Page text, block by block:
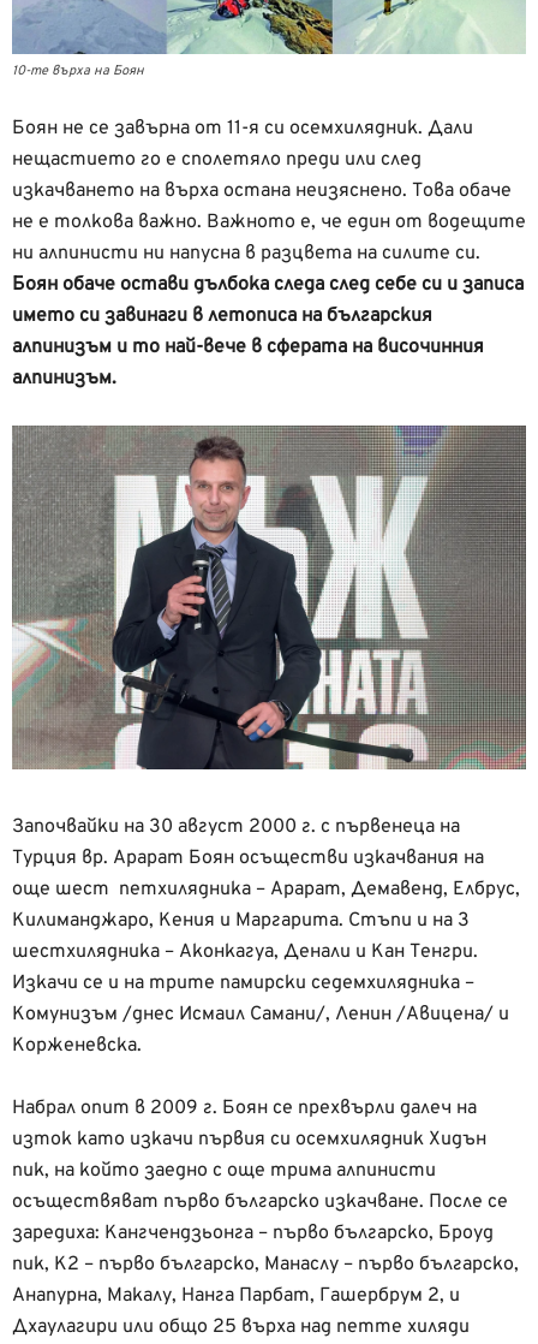
10-те върха на Боян
Боян не се завърна от 11-я си осемхилядник. Дали
нещастието го е сполетяло преди или след
изкачването на върха остана неизяснено. Това обаче
не е толкова важно. Важното е, че един от водещите
ни алпинисти ни напусна в разцвета на силите си.
Боян обаче остави дълбока следа след себе си и записа
името си завинаги в летописа на българския
алпинизъм и то най-вече в сферата на височинния
алпинизъм.
Започвайки на 30 август 2000 г. с първенеца на
Турция вр. Арарат Боян осъществи изкачвания на
още шест петхилядника – Арарат, Демавенд, Елбрус,
Килиманджаро, Кения и Маргарита. Стъпи и на 3
шестхилядника – Аконкагуа, Денали и Кан Тенгри.
Изкачи се и на трите памирски седемхилядника –
Комунизъм /днес Исмаил Самани/, Ленин /Авицена/ и
Корженевска.
Набрал опит в 2009 г. Боян се прехвърли далеч на
изток като изкачи първия си осемхилядник Хидън
пик, на който заедно с още трима алпинисти
осъществяват първо българско изкачване. После се
заредиха: Кангчендзьонга – първо българско, Броуд
пик, К2 – първо българско, Манаслу – първо българско,
Анапурна, Макалу, Нанга Парбат, Гашербрум 2, и
Дхаулагири или общо 25 върха над петте хиляди